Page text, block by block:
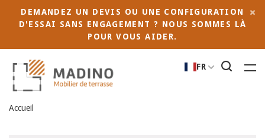
DEMANDEZ UN DEVIS OU UNE CONFIGURATION
D'ESSAI SANS ENGAGEMENT ? NOUS SOMMES LÀ
POUR VOUS AIDER.
FR
Accueil